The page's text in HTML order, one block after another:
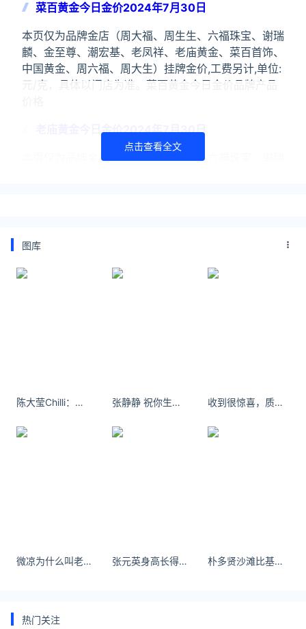
菜百黄金今日金价2024年7月30日
本页仅为品牌金店（周大福、周生生、六福珠宝、谢瑞
麟、金至尊、潮宏基、老凤祥、老庙黄金、菜百首饰、
中国黄金、周六福、周大生）挂牌金价,工费另计,单位:
元/克，具体以门店为准。菜百黄金今日金价品牌产品
老庙黄金今日金价2024年7月30日
本页仅为品牌金店（周大福、周生生、六福珠宝、谢瑞
关注公众号：拾黑（shiheibook）了解更多
友情链接：
本文由黄金网
发表，转载此文章须经作者同意，并请附上出处
原文链接
点击查看全文
图库
陈大莹Chilli：水头迈动健身关闭，亲们以后去卧牛山，银坑山，爬爬山锻炼吧! 张静静 祝你生日快乐@中国[心][打call] ​​​​ 收到很惊喜，质量款式都是我喜欢的
微凉为什么叫老祖 张元英身高长得那么高的原因 朴多贤沙滩比基尼泳装诱惑写真
热门关注